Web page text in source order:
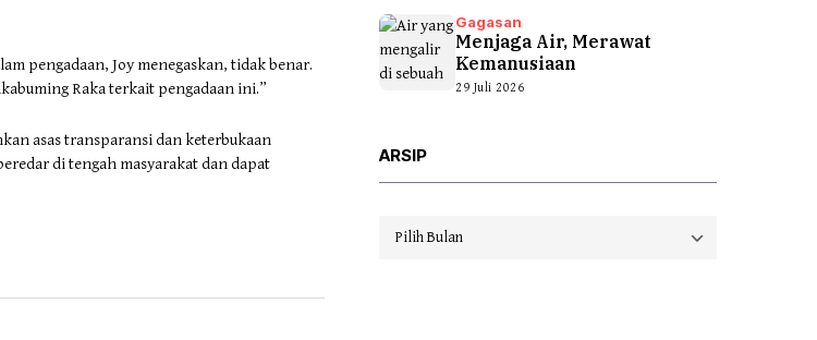
pengadaan, Joy menegaskan, tidak benar.
Raka terkait pengadaan ini.”
asas transparansi dan keterbukaan
di tengah masyarakat dan dapat
Gagasan
Menjaga Air, Merawat
Kemanusiaan
29 Juli 2026
ARSIP
Arsip